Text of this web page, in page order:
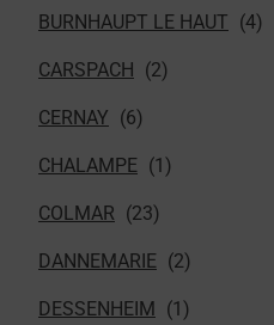
BURNHAUPT LE HAUT
CARSPACH
CERNAY
CHALAMPE
COLMAR
DANNEMARIE
DESSENHEIM